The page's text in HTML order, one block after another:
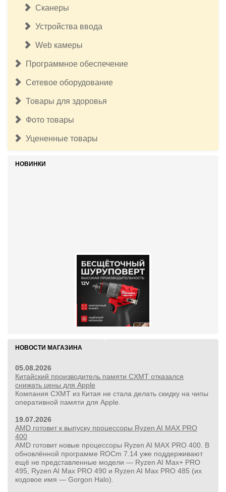
Сканеры
Устройства ввода
Web камеры
Программное обеспечение
Сетевое оборудование
Товары для здоровья
Фото товары
Уцененные товары
НОВИНКИ
17 500руб.
Бесщёточный шуруповерт Milwaukee M12 FUEL 3403-20
(без ЗУ и АКБ)
НОВОСТИ МАГАЗИНА
05.08.2026
Китайский производитель памяти CXMT отказался
снижать цены для Apple
Компания CXMT из Китая не стала делать скидку на чипы
оперативной памяти для Apple.
19.07.2026
AMD готовит к выпуску процессоры Ryzen AI MAX PRO
400
AMD готовит новые процессоры Ryzen AI MAX PRO 400. В
обновлённой программе ROCm 7.14 уже поддерживают
ещё не представленные модели — Ryzen AI Max+ PRO
495, Ryzen AI Max PRO 490 и Ryzen AI Max PRO 485 (их
кодовое имя — Gorgon Halo).